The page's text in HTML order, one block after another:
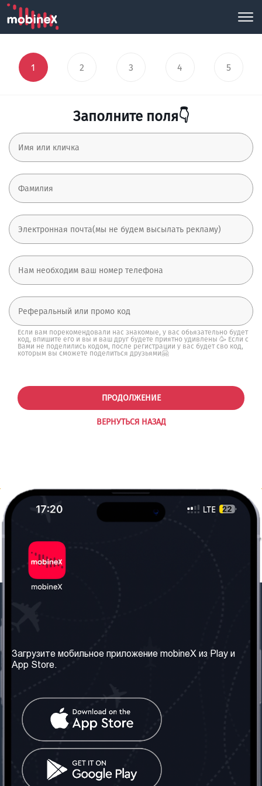
1 2 3 4 5
Заполните поля👇
Если вам порекомендовали нас знакомые, у вас обьязательно будет
код, впишите его и вы и ваш друг будете приятно удивлены 🥳 Если с
Вами не поделились кодом, после регистрации у вас будет сво код,
которым вы сможете поделиться друзьями🤗
ВЕРНУТЬСЯ НАЗАД
ПРОДОЛЖЕНИЕ
Наши сервисы
Правила и Условия
Часто задаваемые
вопросы
Контакт
Грузия: Тбилиси
Телефон: +442030340050
Социальные сети
Загрузите мобильное приложение mobineX из Play и
App Store.